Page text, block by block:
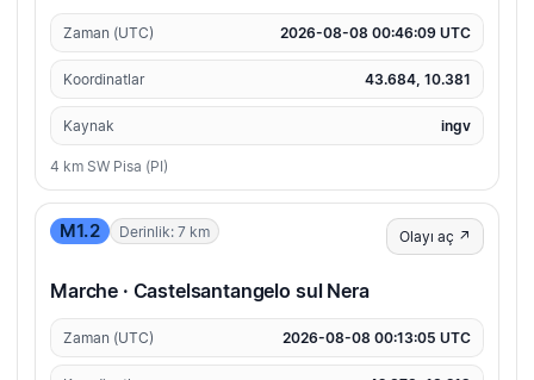
Zaman (UTC) 2026-08-08 00:46:09 UTC
Koordinatlar 43.684, 10.381
Kaynak ingv
4 km SW Pisa (PI)
M1.2 Derinlik: 7 km Olayı aç ↗
Marche · Castelsantangelo sul Nera
Zaman (UTC) 2026-08-08 00:13:05 UTC